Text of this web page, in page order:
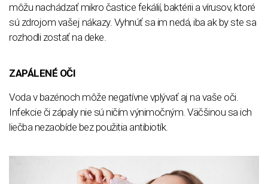
môžu nachádzať mikro častice fekálií, baktérii a vírusov, ktoré
sú zdrojom vašej nákazy. Vyhnúť sa im nedá, iba ak by ste sa
rozhodli zostať na deke.
ZAPÁLENÉ OČI
Voda v bazénoch môže negatívne vplývať aj na vaše oči.
Infekcie či zápaly nie sú ničím výnimočným. Väčšinou sa ich
liečba nezaobíde bez použitia antibiotík.